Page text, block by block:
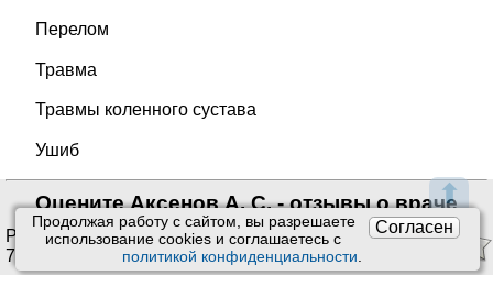
⬆
Согласен
Продолжая работу с сайтом, вы разрешаете
использование сookies и соглашаетесь с
политикой конфиденциальности.
Перелом
Травма
Травмы коленного сустава
Ушиб
Оцените Аксенов А. С. - отзывы о враче
Рейтинг:4.53/5. Оценок:
7